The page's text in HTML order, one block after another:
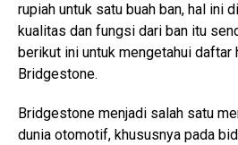
rupiah untuk satu buah ban, hal ini
kualitas dan fungsi dari ban itu
berikut ini untuk mengetahui daftar
Bridgestone.
Bridgestone menjadi salah satu
dunia otomotif, khususnya pada